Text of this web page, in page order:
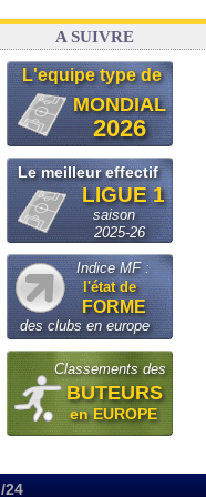
A SUIVRE
L'equipe type de
MONDIAL
2026
Le meilleur effectif
LIGUE 1
saison
2025-26
Indice MF :
l'état de
FORME
des clubs en europe
Classements des
BUTEURS
en EUROPE
24